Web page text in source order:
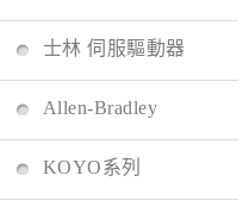
士林 伺服驅動器
Allen-Bradley
KOYO系列